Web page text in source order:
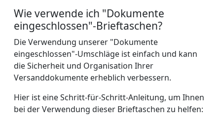
Wie verwende ich "Dokumente
eingeschlossen"-Brieftaschen?
Die Verwendung unserer "Dokumente
eingeschlossen"-Umschläge ist einfach und kann
die Sicherheit und Organisation Ihrer
Versanddokumente erheblich verbessern.
Hier ist eine Schritt-für-Schritt-Anleitung, um Ihnen
bei der Verwendung dieser Brieftaschen zu helfen: